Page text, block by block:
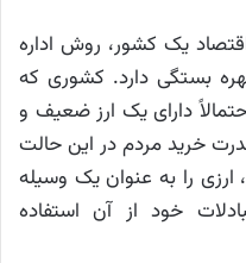
یک کشور، روش اداره
بستگی دارد. کشوری که
دارای یک ارز ضعیف و
خرید مردم در این حالت
را به عنوان یک وسیله
خود از آن استفاده